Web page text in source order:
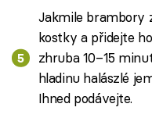
Jakmile brambory
kostky a přidejte
zhruba 10–15
hladinu halászlé
Ihned podávejte.